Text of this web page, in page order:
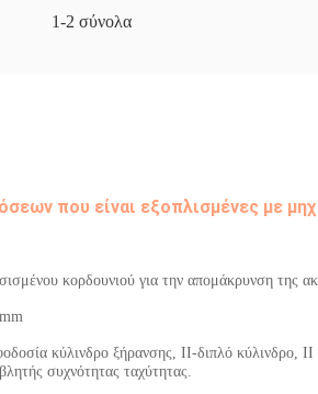
1-2 σύνολα
που είναι εξοπλισμένες με
κορδουνιού για την απομάκρυνση της
κύλινδρο ξήρανσης, II-διπλό κύλινδρο,
συχνότητας ταχύτητας.